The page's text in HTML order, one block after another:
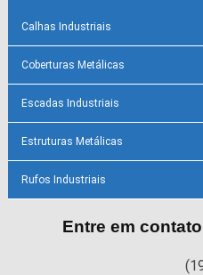
Calhas Industriais
Coberturas Metálicas
Escadas Industriais
Estruturas Metálicas
Rufos Industriais
Entre em